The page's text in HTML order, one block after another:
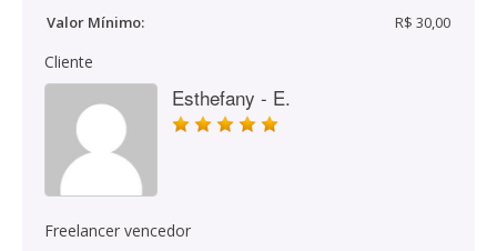
Valor Mínimo:
R$ 30,00
Cliente
Esthefany - E.
Freelancer vencedor